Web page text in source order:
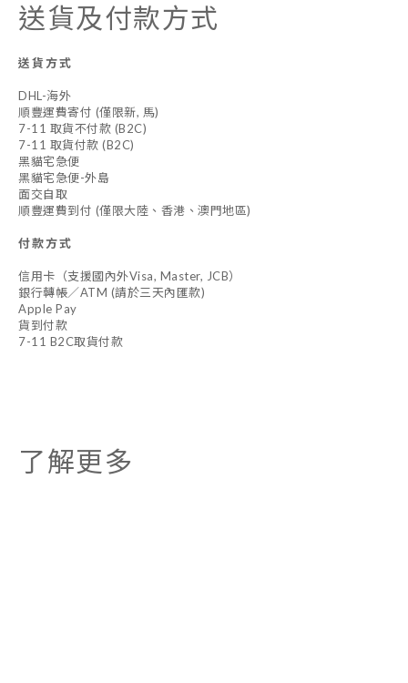
送貨及付款方式
送貨方式
DHL-海外
順豐運費寄付 (僅限新, 馬)
7-11 取貨不付款 (B2C)
7-11 取貨付款 (B2C)
黑貓宅急便
黑貓宅急便-外島
面交自取
順豐運費到付 (僅限大陸、香港、澳門地區)
付款方式
信用卡（支援國內外Visa, Master, JCB）
銀行轉帳／ATM (請於三天內匯款)
Apple Pay
貨到付款
7-11 B2C取貨付款
了解更多